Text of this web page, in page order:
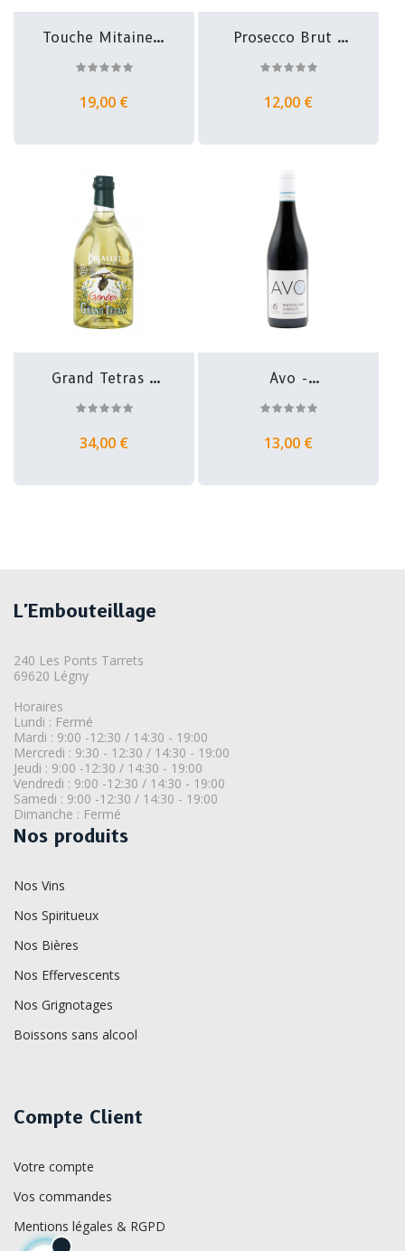
Touche Mitaine -
19,00 €
Prosecco Brut -
12,00 €
Grand Tetras -
34,00 €
Avo -
13,00 €
L'Embouteillage
240 Les Ponts Tarrets
69620 Légny
Horaires
Lundi : Fermé
Mardi : 9:00 -12:30 / 14:30 - 19:00
Mercredi : 9:30 - 12:30 / 14:30 - 19:00
Jeudi : 9:00 -12:30 / 14:30 - 19:00
Vendredi : 9:00 -12:30 / 14:30 - 19:00
Samedi : 9:00 -12:30 / 14:30 - 19:00
Dimanche : Fermé
Nos produits
Nos Vins
Nos Spiritueux
Nos Bières
Nos Effervescents
Nos Grignotages
Boissons sans alcool
Compte Client
Votre compte
Vos commandes
Mentions légales & RGPD